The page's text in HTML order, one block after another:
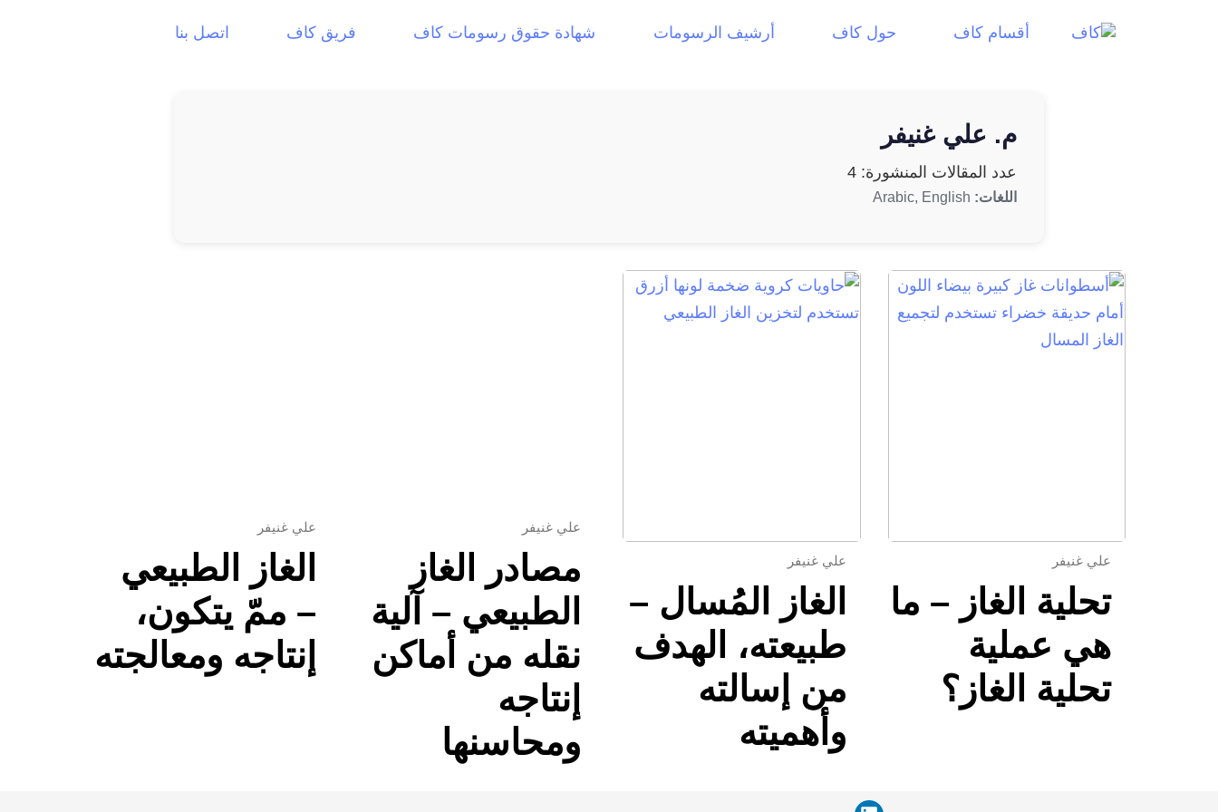
أقسام كاف حول كاف أرشيف الرسومات شهادة حقوق رسومات كاف فريق كاف اتصل بنا
م. علي غنيفر
عدد المقالات المنشورة: 4
اللغات:
علي غنيفر
تحلية الغاز – ما
هي عملية
تحلية الغاز؟
علي غنيفر
الغاز المُسال –
طبيعته، الهدف
من إسالته
وأهميته
علي غنيفر
مصادر الغاز
الطبيعي – آلية
نقله من أماكن
إنتاجه
ومحاسنها
علي غنيفر
الغاز الطبيعي
– ممّ يتكون،
إنتاجه ومعالجته